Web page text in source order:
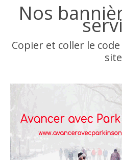
Nos
Copier et coller le